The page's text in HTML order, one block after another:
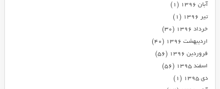
آبان ۱۳۹۶
(۱)
تیر ۱۳۹۶
(۱)
خرداد ۱۳۹۶
(۳۰)
اردیبهشت ۱۳۹۶
(۴۰)
فروردین ۱۳۹۶
(۵۶)
اسفند ۱۳۹۵
(۵۶)
دی ۱۳۹۵
(۱)